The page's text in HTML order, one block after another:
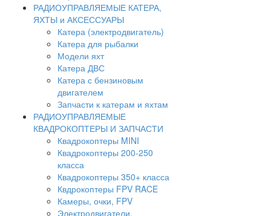
РАДИОУПРАВЛЯЕМЫЕ КАТЕРА,
ЯХТЫ и АКСЕССУАРЫ
Катера (электродвигатель)
Катера для рыбалки
Модели яхт
Катера ДВС
Катера с бензиновым
двигателем
Запчасти к катерам и яхтам
РАДИОУПРАВЛЯЕМЫЕ
КВАДРОКОПТЕРЫ И ЗАПЧАСТИ
Квадрокоптеры MINI
Квадрокоптеры 200-250
класса
Квадрокоптеры 350+ класса
Квдрокоптеры FPV RACE
Камеры, очки, FPV
Электродвигатели,